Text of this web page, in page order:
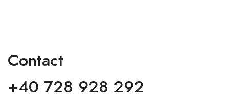
Contact
+40 728 928 292